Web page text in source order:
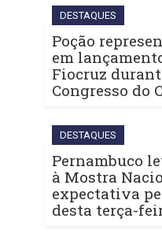
DESTAQUES
Poção
em
Fiocruz
Congresso do
DESTAQUES
Pernambuco
à Mostra
expectativa
desta terça-